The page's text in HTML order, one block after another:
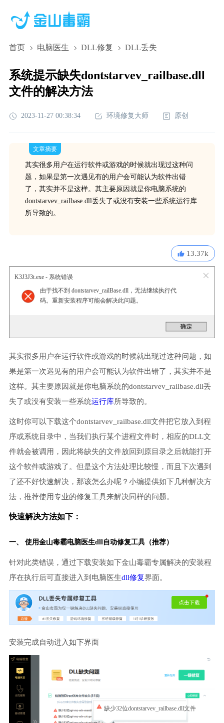
首页 电脑医生 DLL修复 DLL丢失
系统提示缺失dontstarvev_railbase.dll
文件的解决方法
2023-11-27 00:38:34 环境修复大师 原创
文章摘要
其实很多用户在运行软件或游戏的时候就出现过这种问
题，如果是第一次遇见有的用户会可能认为软件出错
了，其实并不是这样。其主要原因就是你电脑系统的
dontstarvev_railbase.dll丢失了或没有安装一些系统运行库
所导致的。
13.37k
K3J3J3t.exe - 系统错误
由于找不到 dontstarvev_railBase.dll，无法继续执行代
码。重新安装程序可能会解决此问题。
其实很多用户在运行软件或游戏的时候就出现过这种问题，如
果是第一次遇见有的用户会可能认为软件出错了，其实并不是
这样。其主要原因就是你电脑系统的dontstarvev_railbase.dll丢
失了或没有安装一些系统运行库所导致的。
这时你可以下载这个dontstarvev_railbase.dll文件把它放入到程
序或系统目录中，当我们执行某个进程文件时，相应的DLL文
件就会被调用，因此将缺失的文件放回到原目录之后就能打开
这个软件或游戏了。但是这个方法处理比较慢，而且下次遇到
了还不好快速解决，那该怎么办呢？小编提供如下几种解决方
法，推荐使用专业的修复工具来解决同样的问题。
快速解决方法如下：
一、 使用金山毒霸电脑医生dll自动修复工具（推荐）
针对此类错误，通过下载安装如下金山毒霸专属解决的安装程
序在执行后可直接进入到电脑医生dll修复界面。
安装完成自动进入如下界面
缺少32位dontstarvev_railbase.dll文件